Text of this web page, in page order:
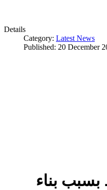
Details
Category: Latest News
Published: 20 December
بناء